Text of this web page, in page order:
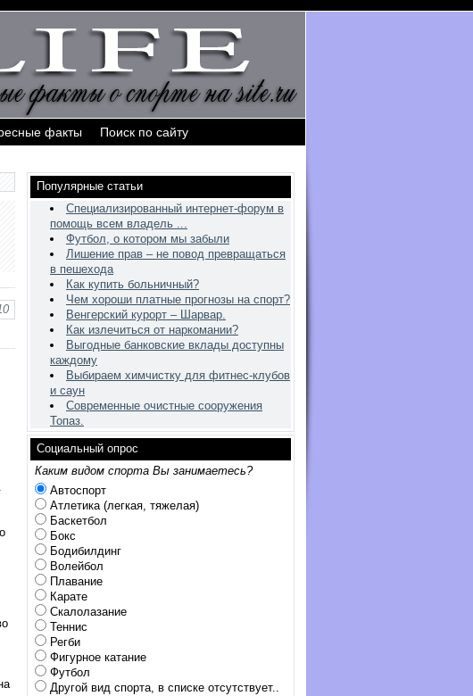
факты
Поиск по сайту
Популярные статьи
Специализированный интернет-форум в
помощь всем владель ...
Футбол, о котором мы забыли
Лишение прав – не повод превращаться
в пешехода
Как купить больничный?
Чем хороши платные прогнозы на спорт?
Венгерский курорт – Шарвар.
Как излечиться от наркомании?
Выгодные банковские вклады доступны
каждому
Выбираем химчистку для фитнес-клубов
и саун
Современные очистные сооружения
Топаз.
Социальный опрос
Каким видом спорта Вы занимаетесь?
^ Автоспорт
Атлетика (легкая, тяжелая)
Баскетбол
Бокс
Бодибилдинг
Волейбол
Плавание
Карате
Скалолазание
Теннис
Регби
Фигурное катание
Футбол
Другой вид спорта, в списке отсутствует..